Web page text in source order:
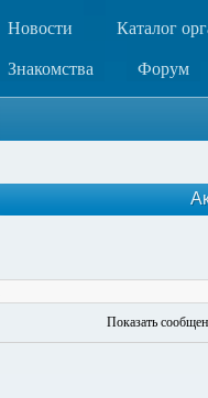
Новости Каталог
Знакомства Форум
Показать